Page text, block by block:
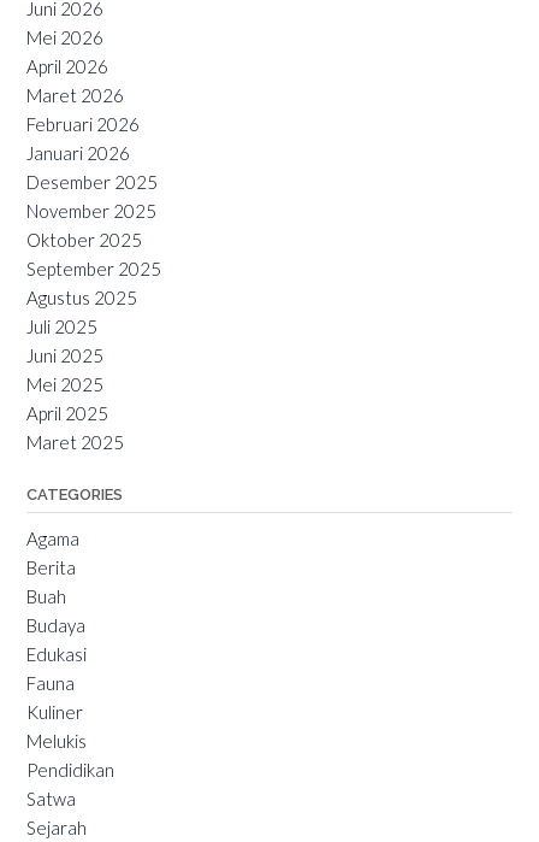
Juni 2026
Mei 2026
April 2026
Maret 2026
Februari 2026
Januari 2026
Desember 2025
November 2025
Oktober 2025
September 2025
Agustus 2025
Juli 2025
Juni 2025
Mei 2025
April 2025
Maret 2025
CATEGORIES
Agama
Berita
Buah
Budaya
Edukasi
Fauna
Kuliner
Melukis
Pendidikan
Satwa
Sejarah